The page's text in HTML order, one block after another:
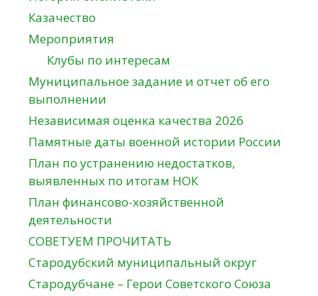
Казачество
Мероприятия
Клубы по интересам
Муниципальное задание и отчет об его
выполнении
Независимая оценка качества 2026
Памятные даты военной истории России
План по устранению недостатков,
выявленных по итогам НОК
План финансово-хозяйственной
деятельности
СОВЕТУЕМ ПРОЧИТАТЬ
Стародубский муниципальный округ
Стародубчане – Герои Советского Союза